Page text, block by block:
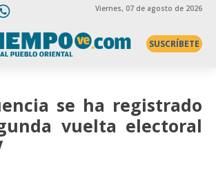
Viernes, 07 de agosto de 2026
SUSCRÍBETE
se ha registrado
vuelta electoral